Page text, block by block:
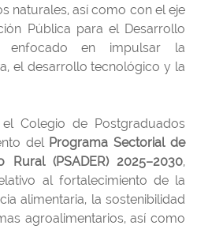
naturales, así como con el eje
Pública para el Desarrollo
enfocado en impulsar la
el desarrollo tecnológico y la
Colegio de Postgraduados
del Programa Sectorial de
(PSADER) 2025–2030,
al fortalecimiento de la
alimentaria, la sostenibilidad
agroalimentarios, así como